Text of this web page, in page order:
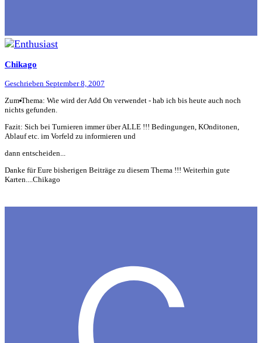
Chikago
Geschrieben September 8, 2007
Zum Thema: Wie wird der Add On verwendet - hab ich bis heute auch noch
nichts gefunden.
Fazit: Sich bei Turnieren immer über ALLE !!! Bedingungen, KOnditonen,
Ablauf etc. im Vorfeld zu informieren und
dann entscheiden...
Danke für Eure bisherigen Beiträge zu diesem Thema !!! Weiterhin gute
Karten....Chikago